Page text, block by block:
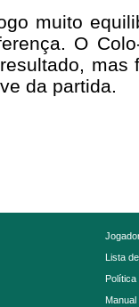
muito
O
mas
da partida.
Lista